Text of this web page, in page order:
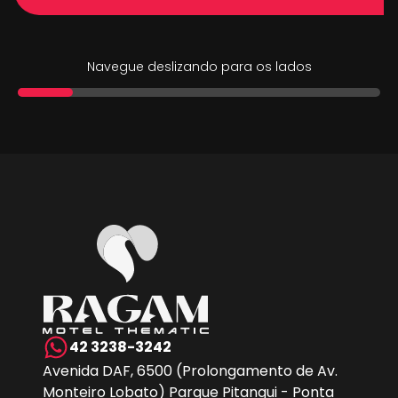
Navegue deslizando para os lados
42 3238-3242
Avenida DAF, 6500 (Prolongamento de Av.
Monteiro Lobato) Parque Pitangui - Ponta